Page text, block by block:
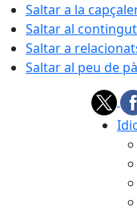
Saltar a la
Saltar al contingut
Saltar a
Saltar al peu de